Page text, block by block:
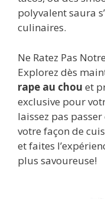
polyvalent saura
culinaires.
Ne Ratez Pas
Explorez dès
rape au chou et
exclusive pour
laissez pas
votre façon de
et faites
plus savoureuse!